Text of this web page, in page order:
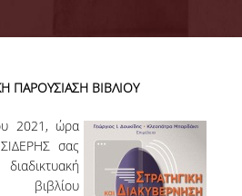
ΠΡΟΟΠΤΙΚΕΣ
ΛΥΚΕΙΟΥ
ΠΑΡΟΥΣΙΑΣΗ ΒΙΒΛΙΟΥ
2021, ώρα
σας
βιβλίου